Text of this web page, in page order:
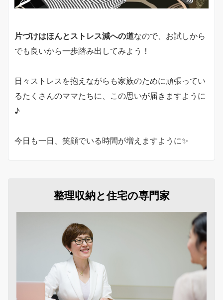
片づけはほんとストレス減への道なので、お試しから
でも良いから一歩踏み出してみよう！
日々ストレスを抱えながらも家族のために頑張ってい
るたくさんのママたちに、この思いが届きますように
♪
今日も一日、笑顔でいる時間が増えますように✨
整理収納と住宅の専門家